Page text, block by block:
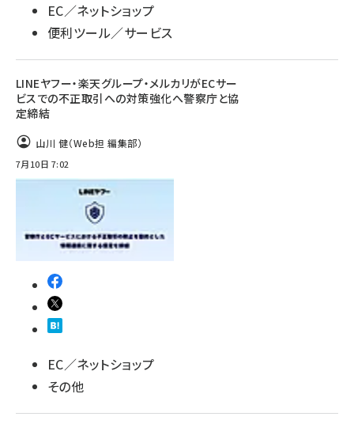
EC／ネットショップ
便利ツール／サービス
LINEヤフー・楽天グループ・メルカリがECサー
ビスでの不正取引への対策強化へ警察庁と協
定締結
山川 健（Web担 編集部）
7月10日 7:02
EC／ネットショップ
その他